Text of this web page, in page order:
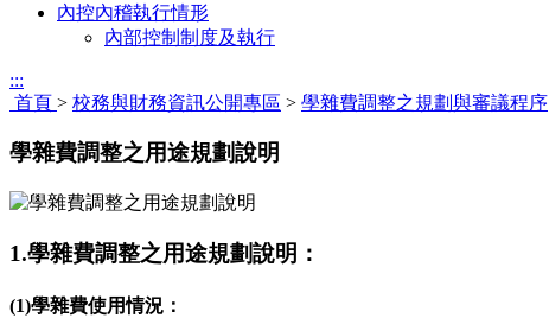
內控內稽執行情形
內部控制制度及執行
:::
首頁 > 校務與財務資訊公開專區 > 學雜費調整之規劃與審議程序
學雜費調整之用途規劃說明
1.學雜費調整之用途規劃說明：
(1)學雜費使用情況：